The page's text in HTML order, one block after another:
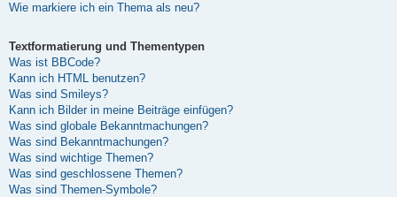
Wie markiere ich ein Thema als neu?
Textformatierung und Thementypen
Was ist BBCode?
Kann ich HTML benutzen?
Was sind Smileys?
Kann ich Bilder in meine Beiträge einfügen?
Was sind globale Bekanntmachungen?
Was sind Bekanntmachungen?
Was sind wichtige Themen?
Was sind geschlossene Themen?
Was sind Themen-Symbole?